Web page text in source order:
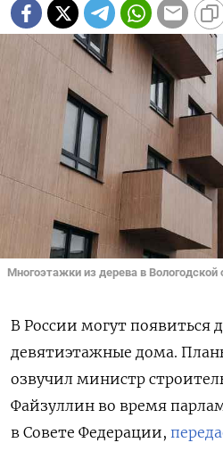
Многоэтажки из дерева в Вологодской
В России могут появиться
девятиэтажные дома.
озвучил министр
Файзуллин во время
в Совете Федерации,